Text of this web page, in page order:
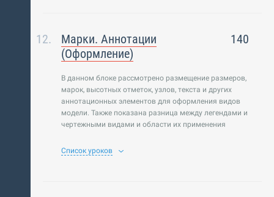
Марки. Аннотации
(Оформление)
140
В данном блоке рассмотрено размещение размеров,
марок, высотных отметок, узлов, текста и других
аннотационных элементов для оформления видов
модели. Также показана разница между легендами и
чертежными видами и области их применения
Список уроков